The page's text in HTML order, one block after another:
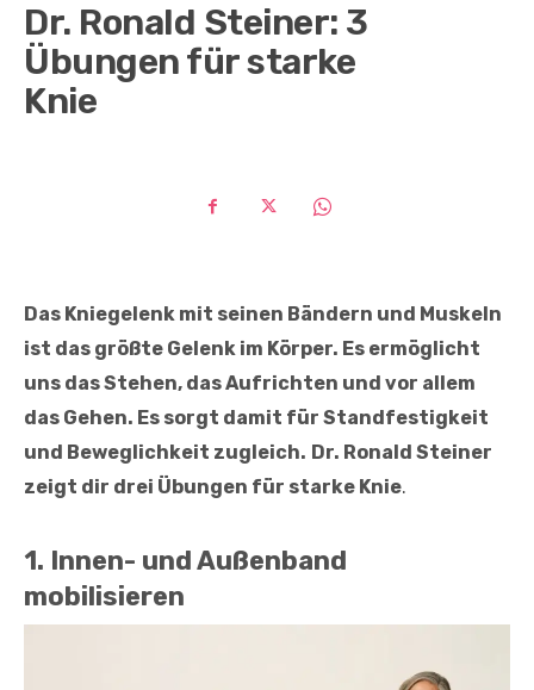
Dr. Ronald Steiner: 3
Übungen für starke
Knie
Das Kniegelenk mit seinen Bändern und Muskeln
ist das größte Gelenk im Körper. Es ermöglicht
uns das Stehen, das Aufrichten und vor allem
das Gehen. Es sorgt damit für Standfestigkeit
und Beweglichkeit zugleich. Dr. Ronald Steiner
zeigt dir drei Übungen für starke Knie.
1. Innen- und Außen­band
mobilisieren